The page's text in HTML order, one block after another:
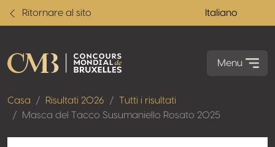
Ritornare al sito Italiano
Menu
Casa Risultati 2026
Tutti i risultati
Masca del Tacco Susumaniello Rosato 2025